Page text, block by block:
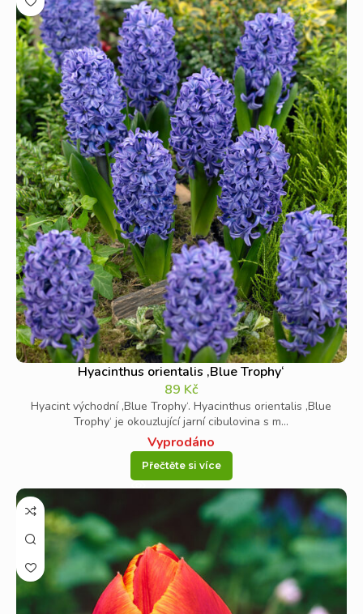
Hyacinthus orientalis ‚Blue Trophy‘
89 Kč
Hyacint východní ‚Blue Trophy‘. Hyacinthus orientalis ‚Blue
Trophy‘ je okouzlující jarní cibulovina s m...
Vyprodáno
Přečtěte si více